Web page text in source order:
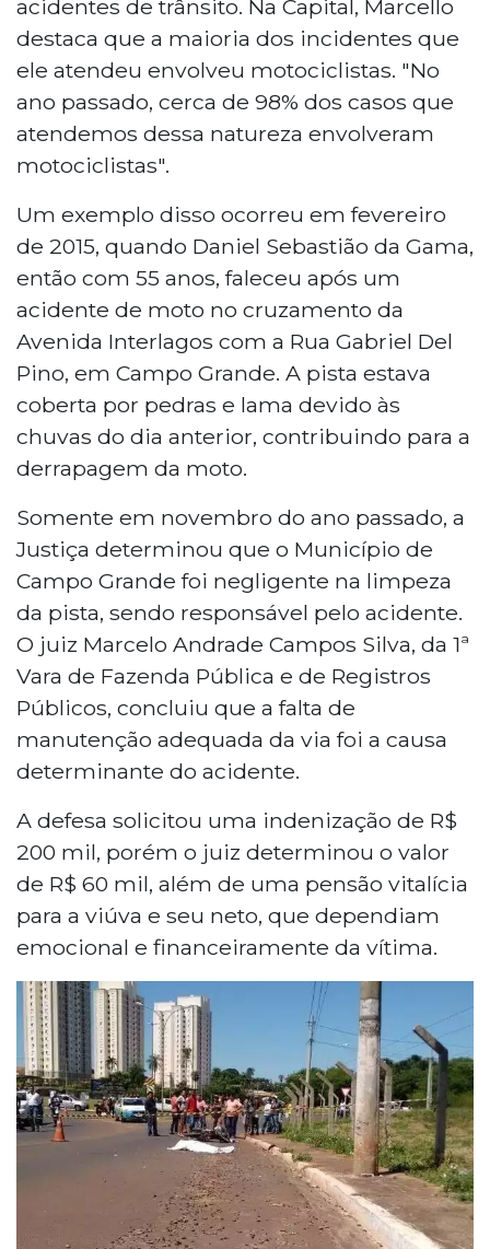
acidentes de trânsito. Na Capital, Marcello
destaca que a maioria dos incidentes que
ele atendeu envolveu motociclistas. "No
ano passado, cerca de 98% dos casos que
atendemos dessa natureza envolveram
motociclistas".
Um exemplo disso ocorreu em fevereiro
de 2015, quando Daniel Sebastião da Gama,
então com 55 anos, faleceu após um
acidente de moto no cruzamento da
Avenida Interlagos com a Rua Gabriel Del
Pino, em Campo Grande. A pista estava
coberta por pedras e lama devido às
chuvas do dia anterior, contribuindo para a
derrapagem da moto.
Somente em novembro do ano passado, a
Justiça determinou que o Município de
Campo Grande foi negligente na limpeza
da pista, sendo responsável pelo acidente.
O juiz Marcelo Andrade Campos Silva, da 1ª
Vara de Fazenda Pública e de Registros
Públicos, concluiu que a falta de
manutenção adequada da via foi a causa
determinante do acidente.
A defesa solicitou uma indenização de R$
200 mil, porém o juiz determinou o valor
de R$ 60 mil, além de uma pensão vitalícia
para a viúva e seu neto, que dependiam
emocional e financeiramente da vítima.